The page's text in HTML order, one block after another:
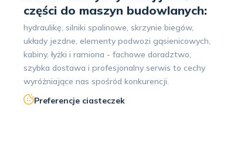
części do maszyn budowlanych:
hydraulikę, silniki spalinowe, skrzynie biegów,
układy jezdne, elementy podwozi gąsienicowych,
kabiny, łyżki i ramiona - fachowe doradztwo,
szybka dostawa i profesjonalny serwis to cechy
wyróżniające nas spośród konkurencji.
Preferencje ciasteczek